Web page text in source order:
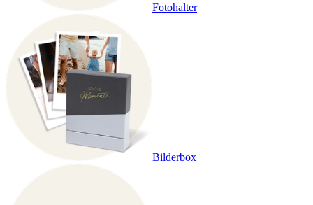
Fotohalter
Bilderbox